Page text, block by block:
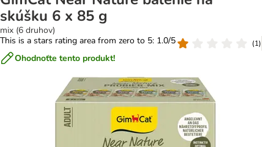
skúšku 6 x 85 g
mix (6 druhov)
This is a stars rating area from zero to 5: 1.0/5
(1)
Ohodnoťte tento produkt!